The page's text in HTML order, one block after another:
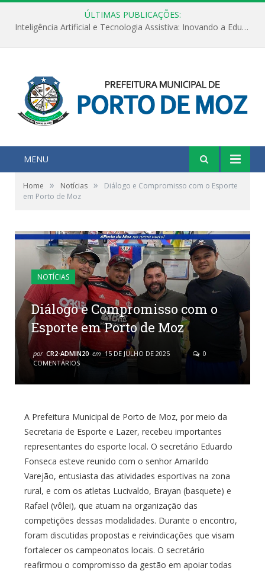
ÚLTIMAS PUBLICAÇÕES:
Inteligência Artificial e Tecnologia Assistiva: Inovando a Educação Especial e Inclusiva
MENU
Home » Notícias »
Diálogo e Compromisso com o Esporte
em Porto de Moz
NOTÍCIAS
Diálogo e Compromisso com o
Esporte em Porto de Moz
por CR2-ADMIN20 em 15 DE JULHO DE 2025
0
COMENTÁRIOS
A Prefeitura Municipal de Porto de Moz, por meio da
Secretaria de Esporte e Lazer, recebeu importantes
representantes do esporte local. O secretário Eduardo
Fonseca esteve reunido com o senhor Amarildo
Varejão, entusiasta das atividades esportivas na zona
rural, e com os atletas Lucivaldo, Brayan (basquete) e
Rafael (vôlei), que atuam na organização das
competições dessas modalidades. Durante o encontro,
foram discutidas propostas e reivindicações que visam
fortalecer os campeonatos locais. O secretário
reafirmou o compromisso da gestão em apoiar todas